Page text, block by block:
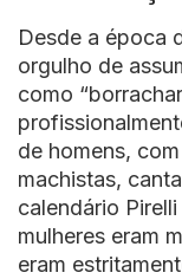
Desde a época
orgulho de
como
de homens,
machistas,
calendário
mulheres eram
eram